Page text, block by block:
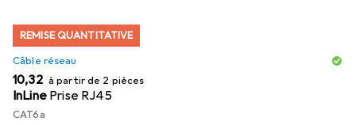
REMISE QUANTITATIVE
Câble réseau
EUR
10,32 à partir de 2 pièces
InLine Prise RJ45
CAT6a